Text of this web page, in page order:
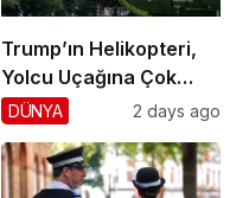
Trump’ın Helikopteri,
Yolcu Uçağına Çok
Yaklaştı!
DÜNYA 2 days ago